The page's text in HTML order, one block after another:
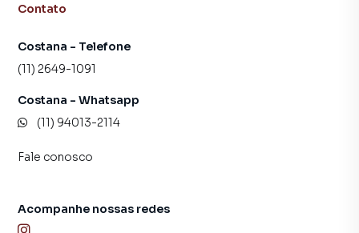
programadores, corretores treinados e uma central de
inquilinos.
Contato
Costana - Telefone
(11) 2649-1091
Costana - Whatsapp
(11) 94013-2114
Fale conosco
Acompanhe nossas redes